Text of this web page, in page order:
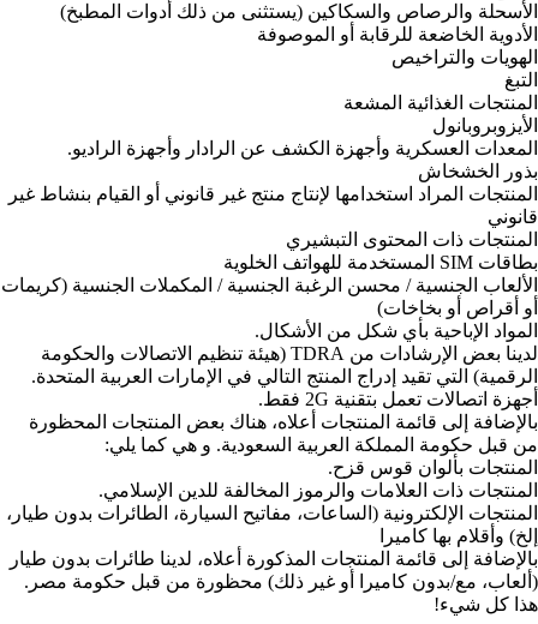
الأسحلة والرصاص والسكاكين (يستثنى من ذلك أدوات المطبخ)
الأدوية الخاضعة للرقابة أو الموصوفة
الهويات والتراخيص
التبغ
المنتجات الغذائية المشعة
الأيزوبروبانول
المعدات العسكرية وأجهزة الكشف عن الرادار وأجهزة الراديو.
بذور الخشخاش
المنتجات المراد استخدامها لإنتاج منتج غير قانوني أو القيام بنشاط غير
قانوني
المنتجات ذات المحتوى التبشيري
بطاقات SIM المستخدمة للهواتف الخلوية
الألعاب الجنسية / محسن الرغبة الجنسية / المكملات الجنسية (كريمات
أو أقراص أو بخاخات)
المواد الإباحية بأي شكل من الأشكال.
لدينا بعض الإرشادات من TDRA (هيئة تنظيم الاتصالات والحكومة
الرقمية) التي تقيد إدراج المنتج التالي في الإمارات العربية المتحدة.
أجهزة اتصالات تعمل بتقنية 2G فقط.
بالإضافة إلى قائمة المنتجات أعلاه، هناك بعض المنتجات المحظورة
من قبل حكومة المملكة العربية السعودية. و هي كما يلي:
المنتجات بألوان قوس قزح.
المنتجات ذات العلامات والرموز المخالفة للدين الإسلامي.
المنتجات الإلكترونية (الساعات، مفاتيح السيارة، الطائرات بدون طيار،
إلخ) وأقلام بها كاميرا
بالإضافة إلى قائمة المنتجات المذكورة أعلاه، لدينا طائرات بدون طيار
(ألعاب، مع/بدون كاميرا أو غير ذلك) محظورة من قبل حكومة مصر.
هذا كل شيء!